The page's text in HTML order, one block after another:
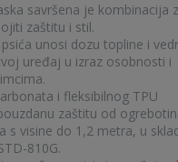
savršena je kombinacija
zaštitu i stil.
unosi dozu topline i
uređaj u izraz osobnosti i
i fleksibilnog TPU
zaštitu od
s visine do 1,2 metra, u
810G.